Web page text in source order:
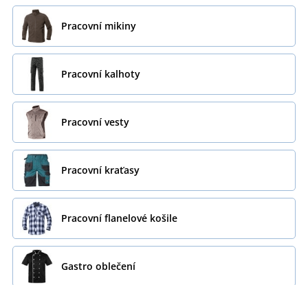
Pracovní mikiny
Pracovní kalhoty
Pracovní vesty
Pracovní kraťasy
Pracovní flanelové košile
Gastro oblečení